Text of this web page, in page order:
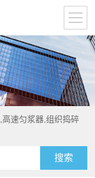
速匀浆器,组织捣碎